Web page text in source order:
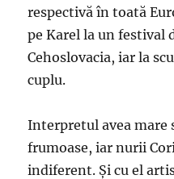
respectivă în toată
pe Karel la un festival
Cehoslovacia, iar la
cuplu.
Interpretul avea mare
frumoase, iar nurii
indiferent. Și cu el